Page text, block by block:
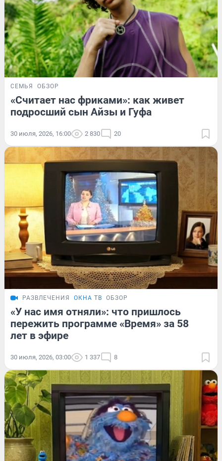
СЕМЬЯ ОБЗОР
«Считает нас фриками»: как живет
подросший сын Айзы и Гуфа
30 июля, 2026, 16:00 2 830 20
РАЗВЛЕЧЕНИЯ ОКНА ТВ ОБЗОР
«У нас имя отняли»: что пришлось
пережить программе «Время» за 58
лет в эфире
30 июля, 2026, 03:00 1 337 8